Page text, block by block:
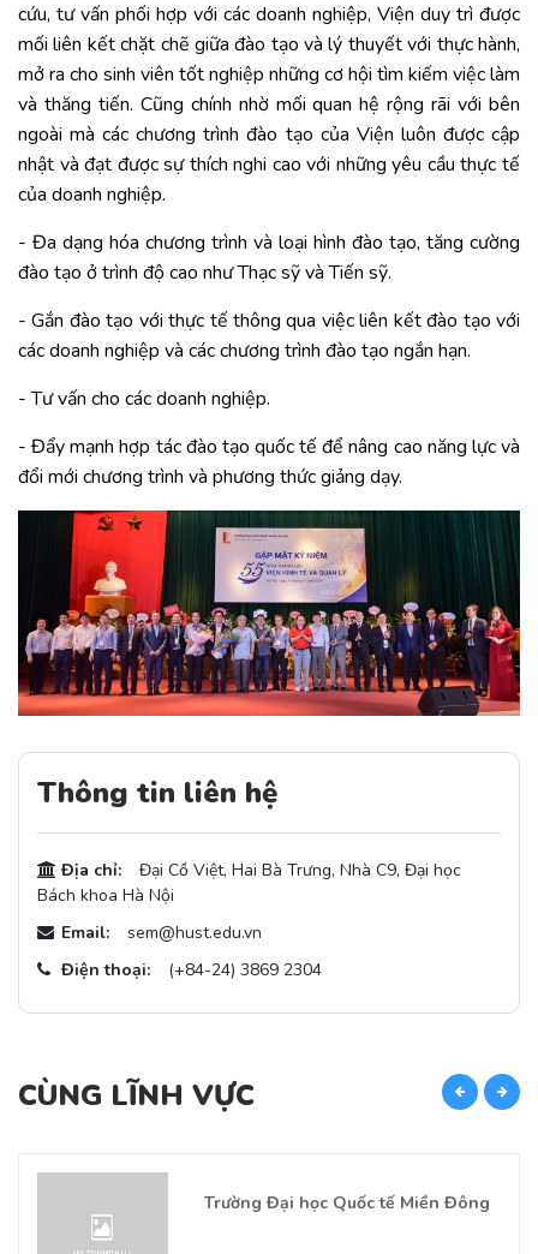
cứu, tư vấn phối hợp với các doanh nghiệp, Viện duy trì được
mối liên kết chặt chẽ giữa đào tạo và lý thuyết với thực hành,
mở ra cho sinh viên tốt nghiệp những cơ hội tìm kiếm việc làm
và thăng tiến. Cũng chính nhờ mối quan hệ rộng rãi với bên
ngoài mà các chương trình đào tạo của Viện luôn được cập
nhật và đạt được sự thích nghi cao với những yêu cầu thực tế
của doanh nghiệp.
- Đa dạng hóa chương trình và loại hình đào tạo, tăng cường
đào tạo ở trình độ cao như Thạc sỹ và Tiến sỹ.
- Gắn đào tạo với thực tế thông qua việc liên kết đào tạo với
các doanh nghiệp và các chương trình đào tạo ngắn hạn.
- Tư vấn cho các doanh nghiệp.
- Đẩy mạnh hợp tác đào tạo quốc tế để nâng cao năng lực và
đổi mới chương trình và phương thức giảng dạy.
Thông tin liên hệ
Địa chỉ:
Đại Cồ Việt, Hai Bà Trưng, Nhà C9, Đại học
Bách khoa Hà Nội
Email:
sem@hust.edu.vn
Điện thoại:
(+84-24) 3869 2304
CÙNG LĨNH VỰC
Trường Đại học Quốc tế Miền Đông